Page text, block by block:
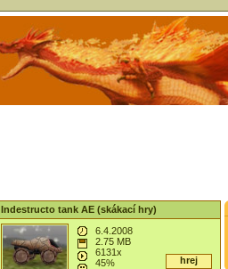
Indestructo tank AE (skákací hry)
6.4.2008
2.75 MB
6131x
45%
hrej